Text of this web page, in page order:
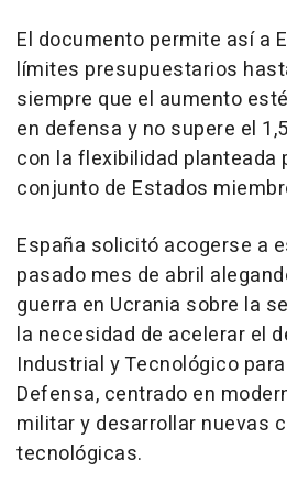
El documento permite así a
límites presupuestarios
siempre que el aumento
en defensa y no supere el
con la flexibilidad planteada
conjunto de Estados
España solicitó acogerse a
pasado mes de abril
guerra en Ucrania sobre la
la necesidad de acelerar el
Industrial y Tecnológico
Defensa, centrado en
militar y desarrollar nuevas
tecnológicas.